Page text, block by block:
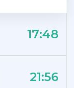
17:48
21:56